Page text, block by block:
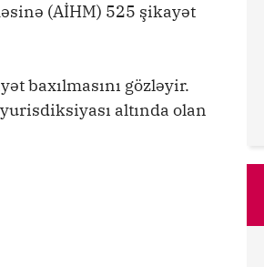
(AİHM) 525 şikayət
baxılmasını gözləyir.
altında olan